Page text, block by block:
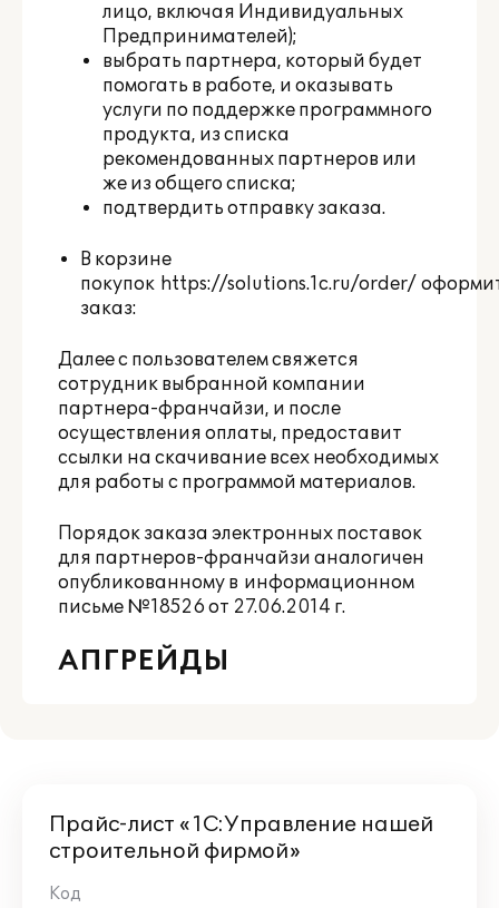
лицо, включая Индивидуальных
Предпринимателей);
выбрать партнера, который будет
помогать в работе, и оказывать
услуги по поддержке программного
продукта, из списка
рекомендованных партнеров или
же из общего списка;
подтвердить отправку заказа.
В корзине
покупок https://solutions.1c.ru/order/
заказ:
Далее с пользователем свяжется
сотрудник выбранной компании
партнера-франчайзи, и после
осуществления оплаты, предоставит
ссылки на скачивание всех необходимых
для работы с программой материалов.
Порядок заказа электронных поставок
для партнеров-франчайзи аналогичен
опубликованному в информационном
письме №18526 от 27.06.2014 г.
АПГРЕЙДЫ
Прайс-лист «1С:Управление нашей
строительной фирмой»